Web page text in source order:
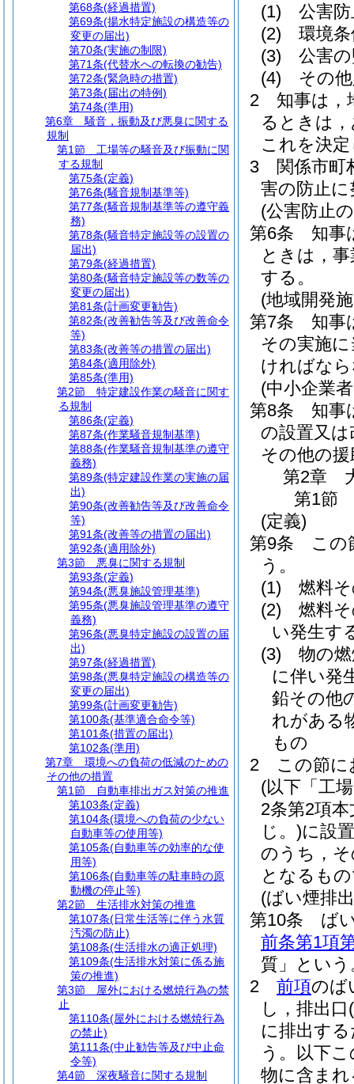
(1)
公害
(2)
環境
(3)
公害
(4)
その
2
知事は，
るときは
これを決
3
関係市町
害の防止
(公害防止
第6条
知事
ときは，
する。
(地域開発
第7条
知事
その実施
ければな
(中小企業
第8条
知事
の設置又
その他の
第2章
第1節
(定義)
第9条
この
う。
(1)
燃料
(2)
燃料
い発生す
(3)
物の
に伴い発
鉛その他
れがある
もの
2
この節に
(以下「工
2条第2項
じ。)に設
のうち，
となるも
(ばい煙排
第10条
ば
前条第1項
質」という
2
前項のば
し，排出口
に排出す
う。以下
物に含ま
第68条(経過措置)
第69条(揚水特定施設の構造等の
変更の届出)
第70条(実施の制限)
第71条(代替水への転換の勧告)
第72条(緊急時の措置)
第73条(届出の特例)
第74条(準用)
第6章
騒音，振動及び悪臭に関する
規制
第1節
工場等の騒音及び振動に関
する規制
第75条(定義)
第76条(騒音規制基準等)
第77条(騒音規制基準等の遵守義
務)
第78条(騒音特定施設等の設置の
届出)
第79条(経過措置)
第80条(騒音特定施設等の数等の
変更の届出)
第81条(計画変更勧告)
第82条(改善勧告等及び改善命令
等)
第83条(改善等の措置の届出)
第84条(適用除外)
第85条(準用)
第2節
特定建設作業の騒音に関す
る規制
第86条(定義)
第87条(作業騒音規制基準)
第88条(作業騒音規制基準の遵守
義務)
第89条(特定建設作業の実施の届
出)
第90条(改善勧告等及び改善命令
等)
第91条(改善等の措置の届出)
第92条(適用除外)
第3節
悪臭に関する規制
第93条(定義)
第94条(悪臭施設管理基準)
第95条(悪臭施設管理基準の遵守
義務)
第96条(悪臭特定施設の設置の届
出)
第97条(経過措置)
第98条(悪臭特定施設の構造等の
変更の届出)
第99条(計画変更勧告)
第100条(基準適合命令等)
第101条(措置の届出)
第102条(準用)
第7章
環境への負荷の低減のための
その他の措置
第1節
自動車排出ガス対策の推進
第103条(定義)
第104条(環境への負荷の少ない
自動車等の使用等)
第105条(自動車等の効率的な使
用等)
第106条(自動車等の駐車時の原
動機の停止等)
第2節
生活排水対策の推進
第107条(日常生活等に伴う水質
汚濁の防止)
第108条(生活排水の適正処理)
第109条(生活排水対策に係る施
策の推進)
第3節
屋外における燃焼行為の禁
止
第110条(屋外における燃焼行為
の禁止)
第111条(中止勧告等及び中止命
令等)
第4節
深夜騒音に関する規制